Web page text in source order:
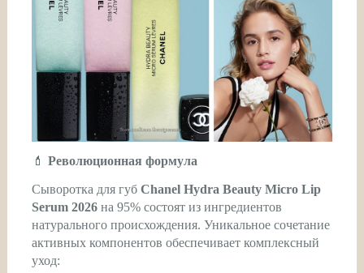
💄 Революционная формула
Сыворотка для губ Chanel Hydra Beauty Micro Lip
Serum 2026на 95% состоят из ингредиентов
натурального происхождения. Уникальное сочетание
активных компонентов обеспечивает комплексный
уход: